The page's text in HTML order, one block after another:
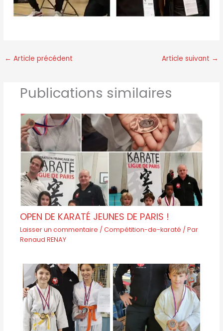
← Article précédent Article suivant →
Publications similaires
OPEN DE KARATÉ JEUNES DE PARIS !
Laisser un commentaire /Compétition-de-karaté / Par
Renaud RENAY